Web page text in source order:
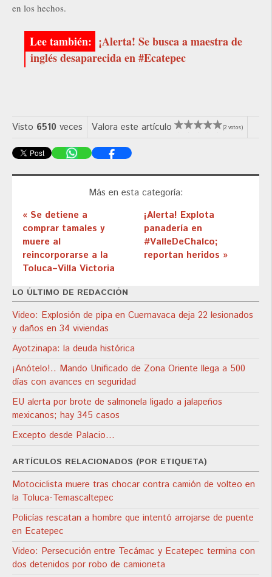
en los hechos.
¡Alerta! Se busca a maestra de
inglés desaparecida en #Ecatepec
Visto 6510 veces Valora este artículo (2 votos)
Más en esta categoría:
« Se detiene a
comprar tamales y
muere al
reincorporarse a la
Toluca–Villa Victoria
¡Alerta! Explota
panadería en
#ValleDeChalco;
reportan heridos »
LO ÚLTIMO DE REDACCIÓN
Video: Explosión de pipa en Cuernavaca deja 22 lesionados
y daños en 34 viviendas
Ayotzinapa: la deuda histórica
¡Anótelo!.. Mando Unificado de Zona Oriente llega a 500
días con avances en seguridad
EU alerta por brote de salmonela ligado a jalapeños
mexicanos; hay 345 casos
Excepto desde Palacio…
ARTÍCULOS RELACIONADOS (POR ETIQUETA)
Motociclista muere tras chocar contra camión de volteo en
la Toluca-Temascaltepec
Policías rescatan a hombre que intentó arrojarse de puente
en Ecatepec
Video: Persecución entre Tecámac y Ecatepec termina con
dos detenidos por robo de camioneta